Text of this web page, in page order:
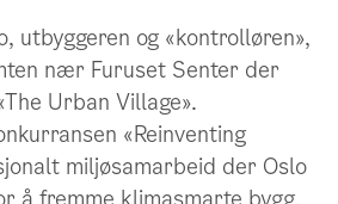
utbyggeren og «kontrolløren»,
nær Furuset Senter der
Urban Village».
«Reinventing
miljøsamarbeid der Oslo